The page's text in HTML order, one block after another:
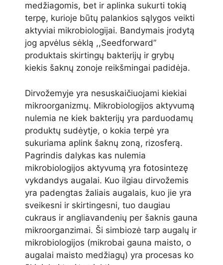
medžiagomis, bet ir aplinka sukurti tokią
terpę, kurioje būtų palankios sąlygos veikti
aktyviai mikrobiologijai. Bandymais įrodytą
jog apvėlus sėklą ,,Seedforward”
produktais skirtingų bakterijų ir grybų
kiekis šaknų zonoje reikšmingai padidėja.
Dirvožemyje yra nesuskaičiuojami kiekiai
mikroorganizmų. Mikrobiologijos aktyvumą
nulemia ne kiek bakterijų yra parduodamų
produktų sudėytje, o kokia terpė yra
sukuriama aplink šaknų zoną, rizosferą.
Pagrindis dalykas kas nulemia
mikrobiologijos aktyvumą yra fotosintezę
vykdandys augalai. Kuo ilgiau dirvožemis
yra padengtas žaliais augalais, kuo jie yra
sveikesni ir skirtingesni, tuo daugiau
cukraus ir angliavandenių per šaknis gauna
mikroorganzimai. Ši simbiozė tarp augalų ir
mikrobiologijos (mikrobai gauna maisto, o
augalai maisto medžiagų) yra procesas ko